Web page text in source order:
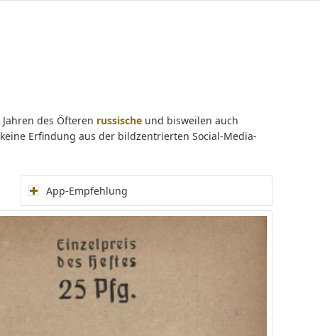
des Öfteren russische und bisweilen auch
Erfindung aus der bildzentrierten Social-Media-
App-Empfehlung